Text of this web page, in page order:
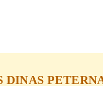
DINAS